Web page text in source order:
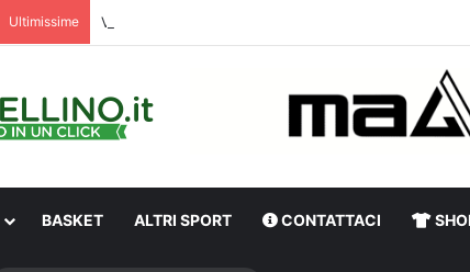
Ultimissime Verso Avellino-Torino, il focus sulla formazione granata
BASKET ALTRI SPORT CONTATTACI